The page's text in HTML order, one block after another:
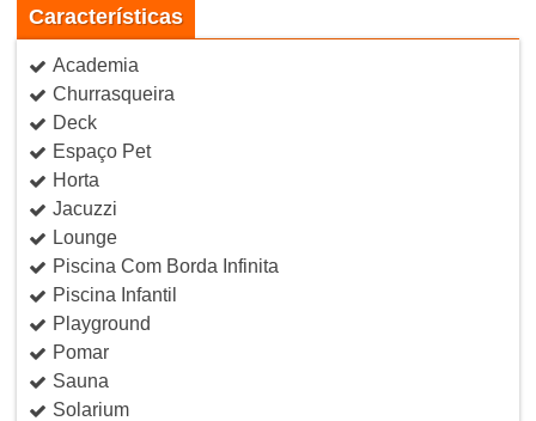
Características
Academia
Churrasqueira
Deck
Espaço Pet
Horta
Jacuzzi
Lounge
Piscina Com Borda Infinita
Piscina Infantil
Playground
Pomar
Sauna
Solarium